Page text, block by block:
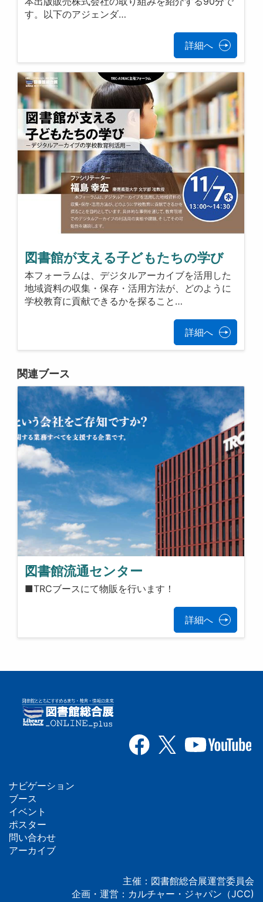
す。以下のアジェンダ…
詳細へ
図書館が支える子どもたちの学び
本フォーラムは、デジタルアーカイブを活用した
地域資料の収集・保存・活用方法が、どのように
学校教育に貢献できるかを探ること…
詳細へ
関連ブース
図書館流通センター
■TRCブースにて物販を行います！
詳細へ
フ
ッ
タ
ナビゲーション
ブース
イベント
ポスター
問い合わせ
アーカイブ
主催：図書館総合展運営委員会
企画・運営：カルチャー・ジャパン（JCC)